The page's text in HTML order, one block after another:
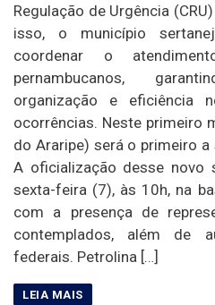
Regulação de Urgência
isso, o município
coordenar o
pernambucanos,
organização e eficiência
ocorrências. Neste primeiro
do Araripe) será o primeiro a
A oficialização desse novo
sexta-feira (7), às 10h, na
com a presença de
contemplados, além de
federais. Petrolina […]